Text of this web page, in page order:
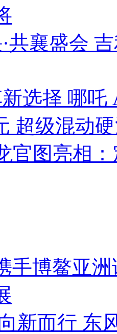
共襄盛会
选择 哪吒
超级混动
官图亮相
手博鳌亚
新而行 东